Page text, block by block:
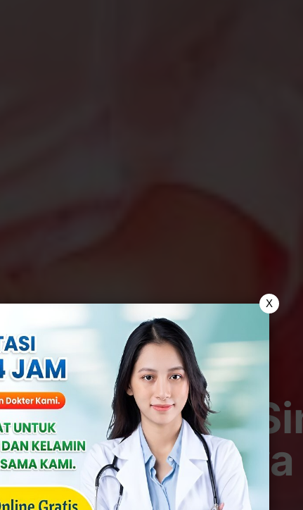
Raja
Categories:Penyakit Menular Seksual
X